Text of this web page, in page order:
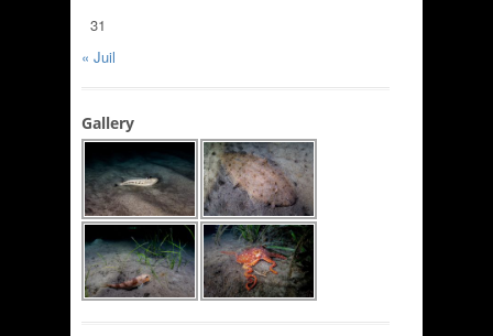
31
« Juil
Gallery